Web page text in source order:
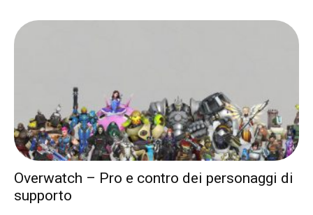
Overwatch – Pro e contro dei personaggi di
supporto